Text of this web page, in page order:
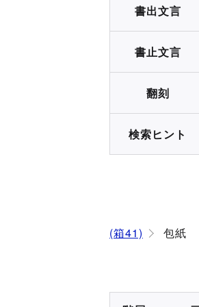
書出文言
書止文言
翻刻
検索ヒント
(箱41) 包紙